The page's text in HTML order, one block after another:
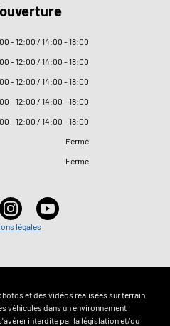
00 - 12:00 / 14:00 - 18:00
00 - 12:00 / 14:00 - 18:00
00 - 12:00 / 14:00 - 18:00
00 - 12:00 / 14:00 - 18:00
00 - 12:00 / 14:00 - 18:00
Fermé
Fermé
légales
et des vidéos réalisées sur terrain
véhicules dans un environnement
interdite par la législation et/ou